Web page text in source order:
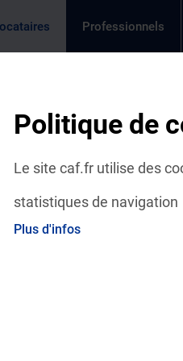
Politique de
Le site caf.fr utilise des
statistiques de navigation
Plus d'infos
Page active
Professionnels
ce